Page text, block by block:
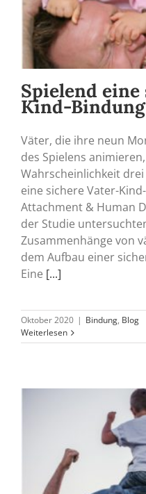
Spielend
Kind-
Väter, die ihre neun
des Spielens
Wahrscheinlichkeit
eine sichere Vater-
Attachment & Human
der Studie
Zusammenhänge von
dem Aufbau einer
Eine [...]
Oktober 2020 | Bindung, Blog
Weiterlesen